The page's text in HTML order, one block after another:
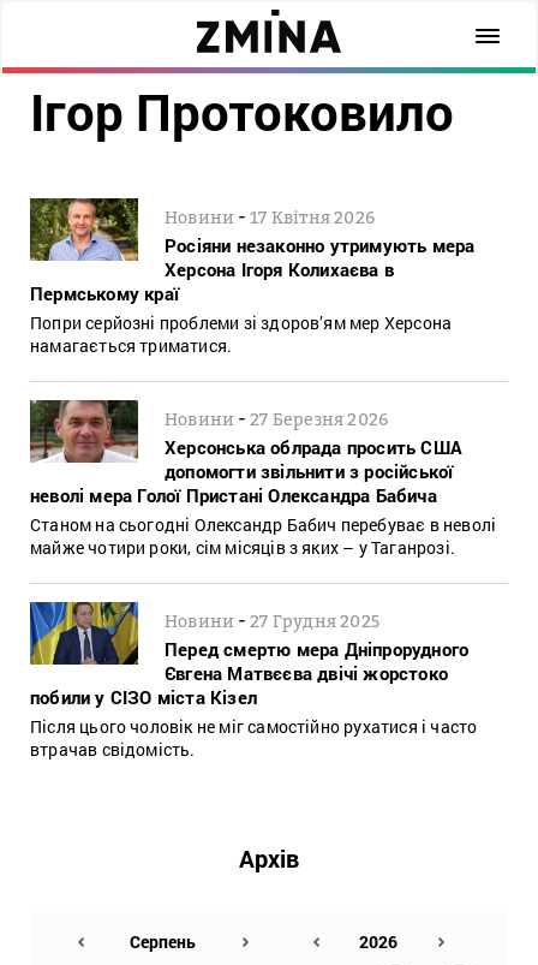
Ігор Протоковило
Новини -17 Квітня 2026
Росіяни незаконно утримують мера
Херсона Ігоря Колихаєва в
Пермському краї
Попри серйозні проблеми зі здоров’ям мер Херсона
намагається триматися.
Новини -27 Березня 2026
Херсонська облрада просить США
допомогти звільнити з російської
неволі мера Голої Пристані Олександра Бабича
Станом на сьогодні Олександр Бабич перебуває в неволі
майже чотири роки, сім місяців з яких – у Таганрозі.
Новини -27 Грудня 2025
Перед смертю мера Дніпрорудного
Євгена Матвєєва двічі жорстоко
побили у СІЗО міста Кізел
Після цього чоловік не міг самостійно рухатися і часто
втрачав свідомість.
Архів